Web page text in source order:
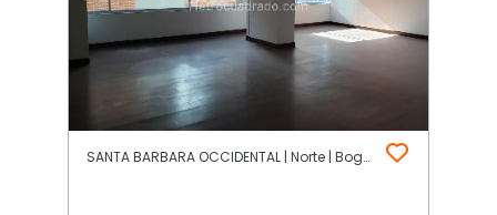
SANTA BARBARA OCCIDENTAL | Norte | Bogotá D.C.